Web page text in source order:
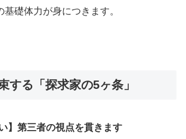
基礎体力が身につきます。
する「探求家の5ヶ条」
】第三者の視点を貫きます